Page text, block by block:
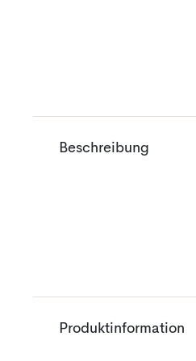
Beschreibung
Produktinformation